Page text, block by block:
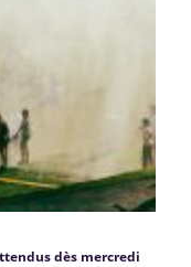
dès mercredi